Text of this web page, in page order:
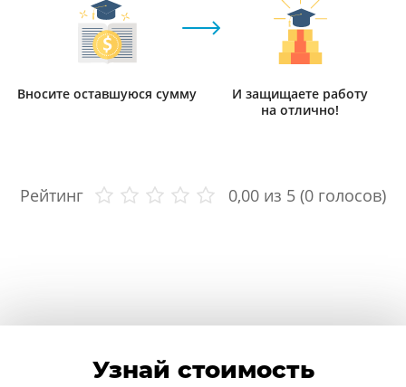
Вносите оставшуюся сумму
И защищаете работу
на отлично!
Рейтинг 0,00 из 5 (0 голосов)
Узнай стоимость